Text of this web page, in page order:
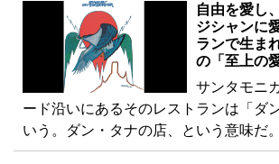
自由を愛し
ジシャンに
ランで生ま
の「至上の愛
サンタモニ
ード沿いにあるそのレストランは「ダ
いう。ダン・タナの店、という意味だ